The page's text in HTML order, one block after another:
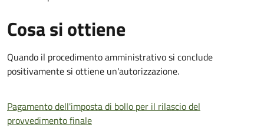
Cosa si ottiene
Quando il procedimento amministrativo si conclude
positivamente si ottiene un'autorizzazione.
Pagamento dell'imposta di bollo per il rilascio del
provvedimento finale